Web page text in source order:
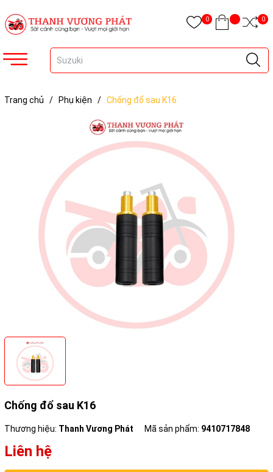
0 0
Trang chủ / Phụ kiện / Chống đổ sau K16
Chống đổ sau K16
Thương hiệu: Thanh Vương Phát Mã sản phẩm: 9410717848
Liên hệ